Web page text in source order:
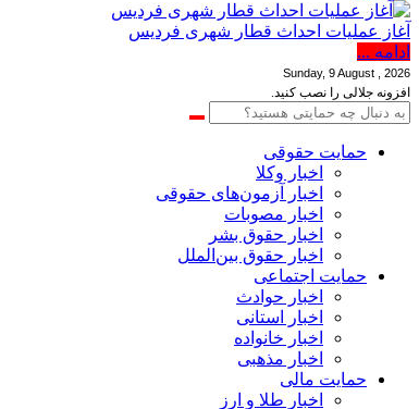
آغاز عملیات احداث قطار شهری فردیس
ادامه ...
Sunday, 9 August , 2026
افزونه جلالی را نصب کنید.
حمایت حقوقی
اخبار وکلا
اخبار آزمون‌های حقوقی
اخبار مصوبات
اخبار حقوق بشر
اخبار حقوق بین‌الملل
حمایت اجتماعی
اخبار حوادث
اخبار استانی
اخبار خانواده
اخبار مذهبی
حمایت مالی
اخبار طلا و ارز